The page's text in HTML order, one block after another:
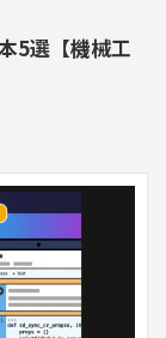
5選【機械工